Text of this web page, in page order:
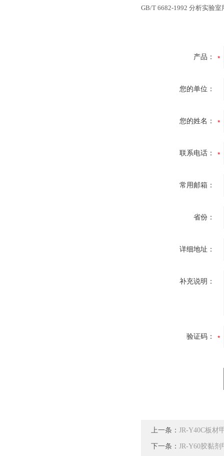
GB/T 6682-1992 分析实验
产品：
您的单位：
您的姓名：
联系电话：
常用邮箱：
省份：
详细地址：
补充说明：
验证码：
上一条： JR-Y40C板材
下一条： JR-Y60胶黏